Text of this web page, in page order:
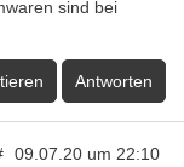
sind bei
Antworten
09.07.20 um 22:10